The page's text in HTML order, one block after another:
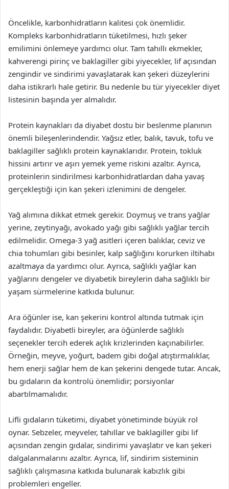
Öncelikle, karbonhidratların kalitesi çok önemlidir.
Kompleks karbonhidratların tüketilmesi, hızlı şeker
emilimini önlemeye yardımcı olur. Tam tahıllı ekmekler,
kahverengi pirinç ve baklagiller gibi yiyecekler, lif açısından
zengindir ve sindirimi yavaşlatarak kan şekeri düzeylerini
daha istikrarlı hale getirir. Bu nedenle bu tür yiyecekler diyet
listesinin başında yer almalıdır.
Protein kaynakları da diyabet dostu bir beslenme planının
önemli bileşenlerindendir. Yağsız etler, balık, tavuk, tofu ve
baklagiller sağlıklı protein kaynaklarıdır. Protein, tokluk
hissini artırır ve aşırı yemek yeme riskini azaltır. Ayrıca,
proteinlerin sindirilmesi karbonhidratlardan daha yavaş
gerçekleştiği için kan şekeri izlenimini de dengeler.
Yağ alımına dikkat etmek gerekir. Doymuş ve trans yağlar
yerine, zeytinyağı, avokado yağı gibi sağlıklı yağlar tercih
edilmelidir. Omega-3 yağ asitleri içeren balıklar, ceviz ve
chia tohumları gibi besinler, kalp sağlığını korurken iltihabı
azaltmaya da yardımcı olur. Ayrıca, sağlıklı yağlar kan
yağlarını dengeler ve diyabetik bireylerin daha sağlıklı bir
yaşam sürmelerine katkıda bulunur.
Ara öğünler ise, kan şekerini kontrol altında tutmak için
faydalıdır. Diyabetli bireyler, ara öğünlerde sağlıklı
seçenekler tercih ederek açlık krizlerinden kaçınabilirler.
Örneğin, meyve, yoğurt, badem gibi doğal atıştırmalıklar,
hem enerji sağlar hem de kan şekerini dengede tutar. Ancak,
bu gıdaların da kontrolü önemlidir; porsiyonlar
abartılmamalıdır.
Lifli gıdaların tüketimi, diyabet yönetiminde büyük rol
oynar. Sebzeler, meyveler, tahıllar ve baklagiller gibi lif
açısından zengin gıdalar, sindirimi yavaşlatır ve kan şekeri
dalgalanmalarını azaltır. Ayrıca, lif, sindirim sisteminin
sağlıklı çalışmasına katkıda bulunarak kabızlık gibi
problemleri engeller.